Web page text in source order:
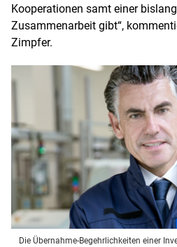
Kooperationen samt einer
Zusammenarbeit gibt“,
Zimpfer.
Die Übernahme-Begehrlichkeiten einer